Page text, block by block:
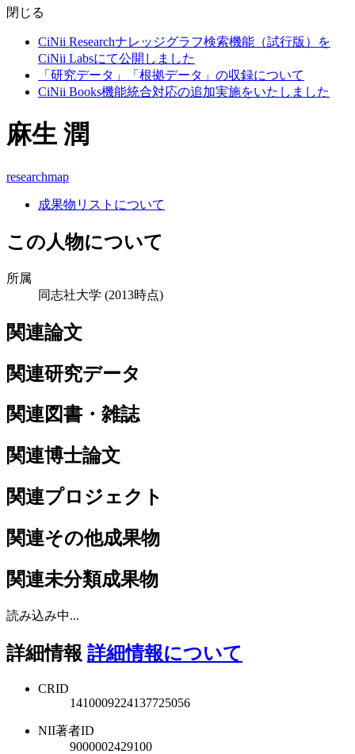
閉じる
CiNii Researchナレッジグラフ検索機能（試行版）を
CiNii Labsにて公開しました
「研究データ」「根拠データ」の収録について
CiNii Books機能統合対応の追加実施をいたしました
麻生 潤
researchmap
成果物リストについて
この人物について
所属
同志社大学 (2013時点)
関連論文
関連研究データ
関連図書・雑誌
関連博士論文
関連プロジェクト
関連その他成果物
関連未分類成果物
読み込み中...
詳細情報 詳細情報について
CRID
1410009224137725056
NII著者ID
9000002429100